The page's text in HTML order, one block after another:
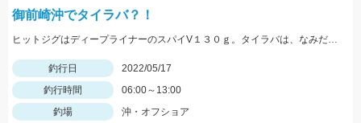
御前崎沖でタイラバ？！
ヒットジグはディープライナーのスパイV１３０ｇ。タイラバは、なみだまＴＧ８０ｇやビンビン玉１００ｇ等を使用
釣行日
2022/05/17
釣行時間
06:00～13:00
釣場
沖・オフショア